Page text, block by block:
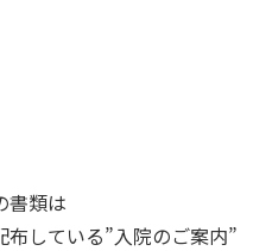
書類は
布している”入院のご案内”